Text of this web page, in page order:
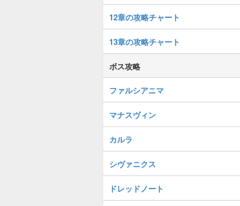
12章の攻略チャート
13章の攻略チャート
ボス攻略
ファルシアニマ
マナスヴィン
カルラ
シヴァニクス
ドレッドノート